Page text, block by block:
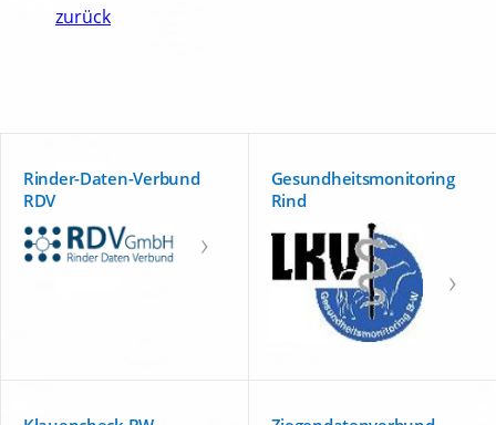
zurück
Rinder-Daten-Verbund
RDV
Gesundheitsmonitoring
Rind